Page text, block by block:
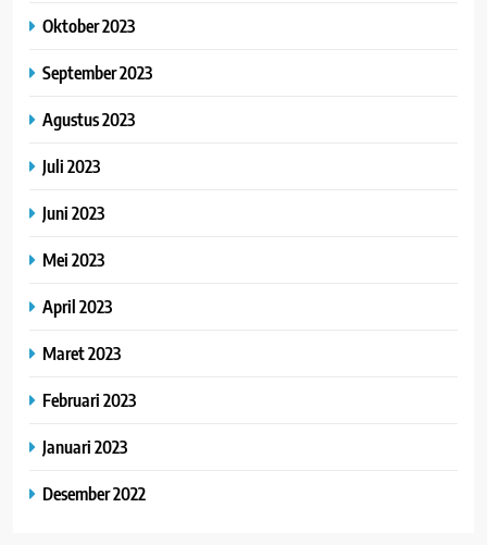
Oktober 2023
September 2023
Agustus 2023
Juli 2023
Juni 2023
Mei 2023
April 2023
Maret 2023
Februari 2023
Januari 2023
Desember 2022